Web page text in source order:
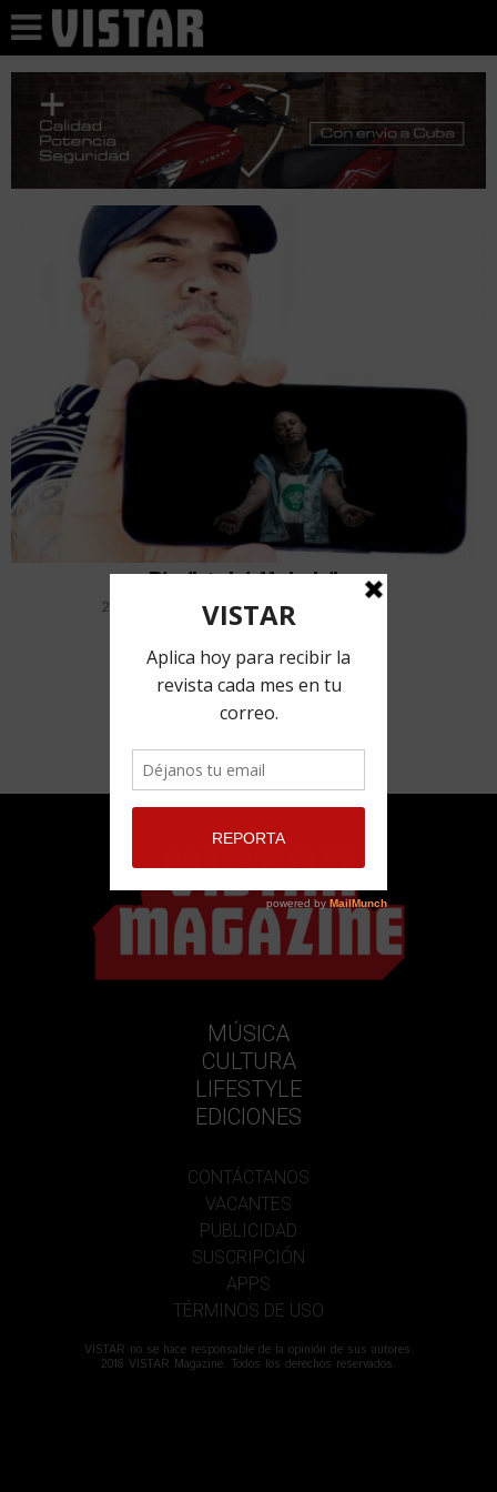
Playlist del 11 de julio
26 agosto, 2021 porRedacción VISTAR
MÚSICA
CULTURA
LIFESTYLE
EDICIONES
CONTÁCTANOS
VACANTES
PUBLICIDAD
SUSCRIPCIÓN
APPS
TÉRMINOS DE USO
VISTAR no se hace responsable de la opinión de sus autores.
2018 VISTAR Magazine. Todos los derechos reservados.